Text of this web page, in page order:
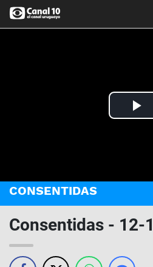
CONSENTIDAS
Consentidas - 12-